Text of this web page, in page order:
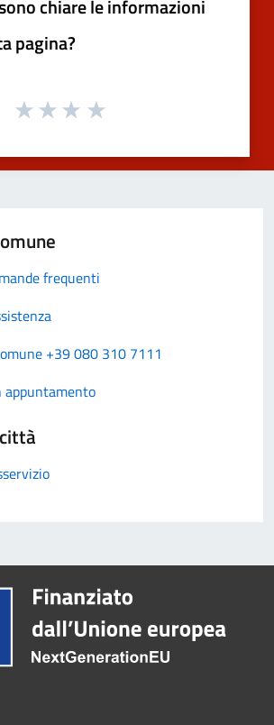
chiare le informazioni
pagina?
frequenti
+39 080 310 7111
appuntamento